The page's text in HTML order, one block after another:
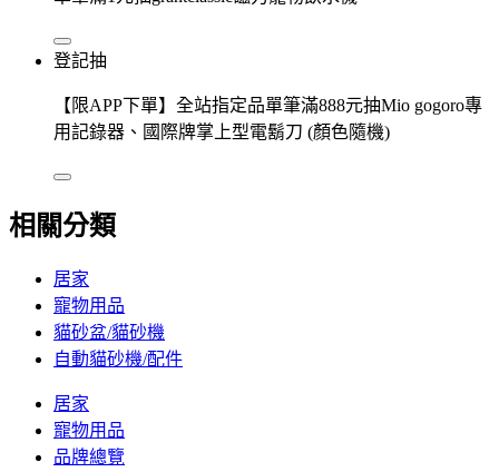
登記抽
【限APP下單】全站指定品單筆滿888元抽Mio gogoro專
用記錄器、國際牌掌上型電鬍刀 (顏色隨機)
相關分類
居家
寵物用品
貓砂盆/貓砂機
自動貓砂機/配件
居家
寵物用品
品牌總覽